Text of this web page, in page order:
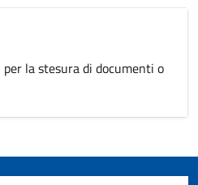
la stesura di documenti o